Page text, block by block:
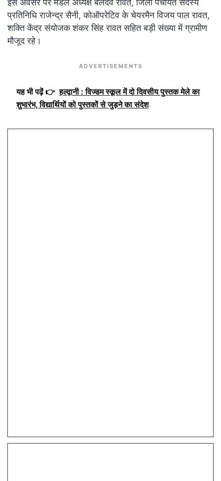
इस अवसर पर मंडल अध्यक्ष बलदेव रावत, जिला पंचायत सदस्य
प्रतिनिधि राजेन्द्र सैनी, कोऑपरेटिव के चेयरमैन विजय पाल रावत,
शक्ति केंद्र संयोजक शंकर सिंह रावत सहित बड़ी संख्या में ग्रामीण
मौजूद रहे।
ADVERTISEMENTS
यह भी पढ़ें 👉 हल्द्वानी : विज्डम स्कूल में दो दिवसीय पुस्तक मेले का
शुभारंभ, विद्यार्थियों को पुस्तकों से जुड़ने का संदेश